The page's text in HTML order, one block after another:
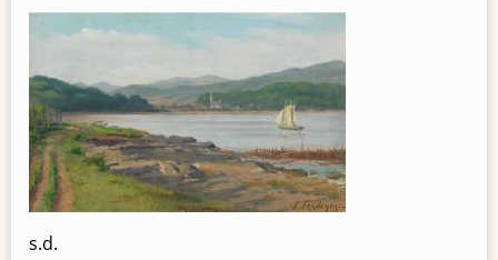
s.d.